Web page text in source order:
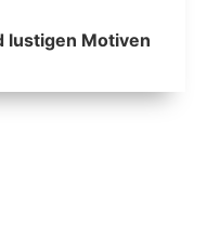
lustigen Motiven